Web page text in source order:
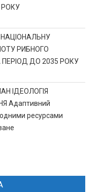
РОКУ
НАЦІОНАЛЬНУ
РИБНОГО
ДО 2035 РОКУ
ІДЕОЛОГІЯ
Адаптивний
ресурсами